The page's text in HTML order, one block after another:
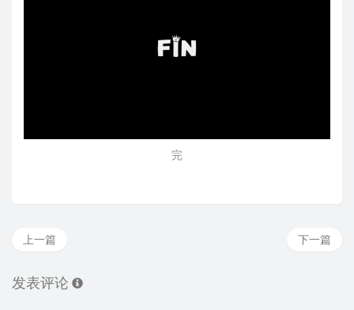
完
下一篇
上一篇
发表评论